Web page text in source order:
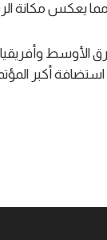
مما يعكس مكانة
الأوسط
استضافة أكبر